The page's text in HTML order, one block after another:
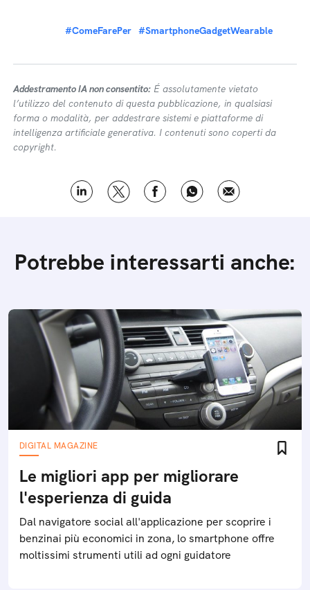
#ComeFarePer #SmartphoneGadgetWearable
Addestramento IA non consentito: É assolutamente vietato
l’utilizzo del contenuto di questa pubblicazione, in qualsiasi
forma o modalità, per addestrare sistemi e piattaforme di
intelligenza artificiale generativa. I contenuti sono coperti da
copyright.
Potrebbe interessarti anche:
DIGITAL MAGAZINE
Le migliori app per migliorare
l'esperienza di guida
Dal navigatore social all'applicazione per scoprire i
benzinai più economici in zona, lo smartphone offre
moltissimi strumenti utili ad ogni guidatore